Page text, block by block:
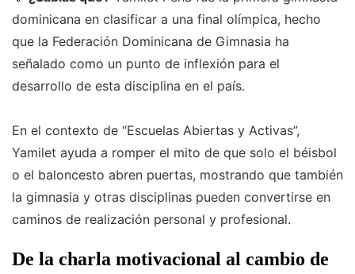
dominicana en clasificar a una final olímpica, hecho
que la Federación Dominicana de Gimnasia ha
señalado como un punto de inflexión para el
desarrollo de esta disciplina en el país.
En el contexto de “Escuelas Abiertas y Activas”,
Yamilet ayuda a romper el mito de que solo el béisbol
o el baloncesto abren puertas, mostrando que también
la gimnasia y otras disciplinas pueden convertirse en
caminos de realización personal y profesional.
De la charla motivacional al cambio de